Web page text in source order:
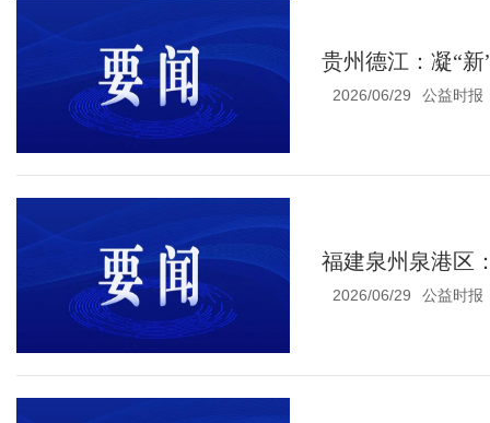
贵州德江：凝“
2026/06/29 公益时报
福建泉州泉港区
2026/06/29 公益时报